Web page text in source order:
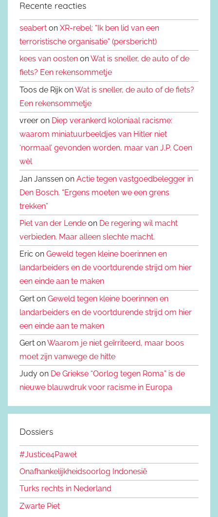
Recente reacties
seabert on XR-rebel: “Ik ben lid van een
terroristische organisatie” (persbericht)
kees van oosten onWat is sneller, de auto of de
fiets? Een rekensommetje
Toos de Rijk onWat is sneller, de auto of de fiets?
Een rekensommetje
vreer on Diep verankerd koloniaal racisme:
waarom miniatuurbeeldjes van Hitler niet
‘normaal’ gevonden worden, maar van J.P. Coen
wèl
Jan Janssen on Actie tegen vastgoedbelegger in
Den Bosch. “Ergens moeten we een grens
trekken”
Piet van der Lende on De regering wil macht
verbieden. Maar alleen slechte macht.
Eric on Geweld tegen kleine boerinnen en
landarbeiders en de voortdurende strijd om hier
een einde aan te maken
Gert on Geweld tegen kleine boerinnen en
landarbeiders en de voortdurende strijd om hier
een einde aan te maken
Gert onWaarom je niet geïrriteerd, maar boos
moet zijn vanwege de hitte
Judy on De Griekse “Oorlog tegen Roma” is de
nieuwe blauwdruk voor racisme in Europa
Dossiers
#Justice4Paweł
Onafhankelijkheidsoorlog Indonesië
Turks rechts in Nederland
Zwarte Piet